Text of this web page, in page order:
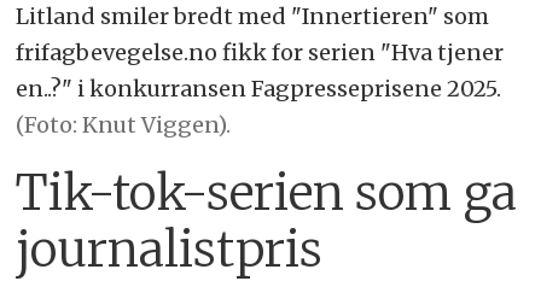
Litland smiler bredt med "Innertieren" som
frifagbevegelse.no fikk for serien "Hva tjener
en..?" i konkurransen Fagpresseprisene 2025.
(Foto: Knut Viggen).
Tik-tok-serien som ga
journalistpris